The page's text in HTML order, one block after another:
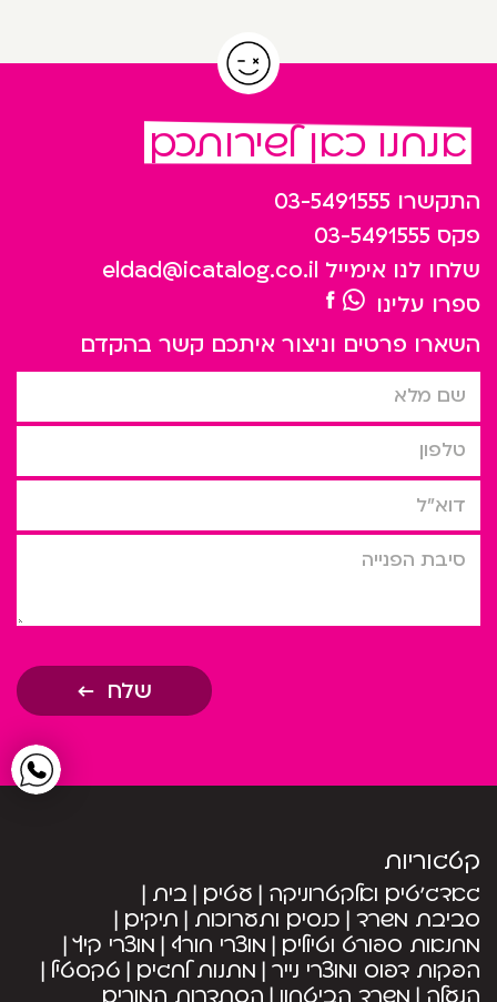
אנחנו כאן לשירותכם
התקשרו 03-5491555
פקס 03-5491555
שלחו לנו אימייל eldad@icatalog.co.il
ספרו עלינו
השארו פרטים וניצור איתכם קשר בהקדם
שם מלא
טלפון
דוא”ל
סיבת הפניה
שלח
קטגוריות
גאדג’טים ואלקטרוניקה עטים בית
סביבת משרד כנסים ותערוכות תיקים
מחנאות ספורט וטיולים מוצרי חורף מוצרי קיץ
הפקות דפוס ומוצרי נייר מתנות לחגים טקסטיל
הנעלה משרד הביטחון הסתדרות המורים